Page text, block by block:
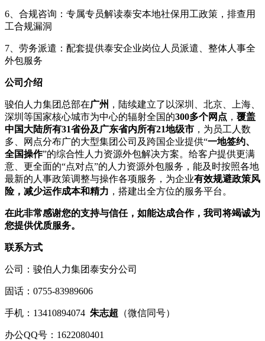
6、合规咨询：专属专员解读泰安本地社保用工政策，排查用
工合规漏洞
7、劳务派遣：配套提供泰安企业岗位人员派遣、整体人事全
外包服务
公司介绍
骏伯人力集团总部在广州 ，陆续建立了以深圳、北京、上海、
深圳等国家核心城市为中心的辐射全国的300多个网点 ， 覆盖
中国大陆所有31省份及广东省内所有21地级市 ，为员工人数
多、网点分布广的大型集团公司及跨国企业提供“一地签约、
全国操作”的综合性人力资源外包解决方案。给客户提供更满
意、更全面的“点对点”的人力资源外包服务，能及时按照各地
最新的人事政策调整与操作各项服务，为企业有效规避政策风
险，减少运作成本和精力 ，搭建出全方位的服务平台。
在此非常感谢您的支持与信任，如能达成合作，我司将竭诚为
您提供优质服务。
联系方式
公司：骏伯人力集团泰安分公司
固话：0755-83989606
手机：13410894074 朱志超 （微信同号）
办公QQ号：1622080401